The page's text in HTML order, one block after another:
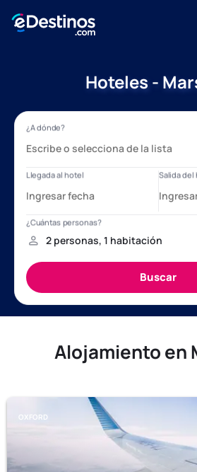
Hoteles -
Alojamiento en
OXFORD